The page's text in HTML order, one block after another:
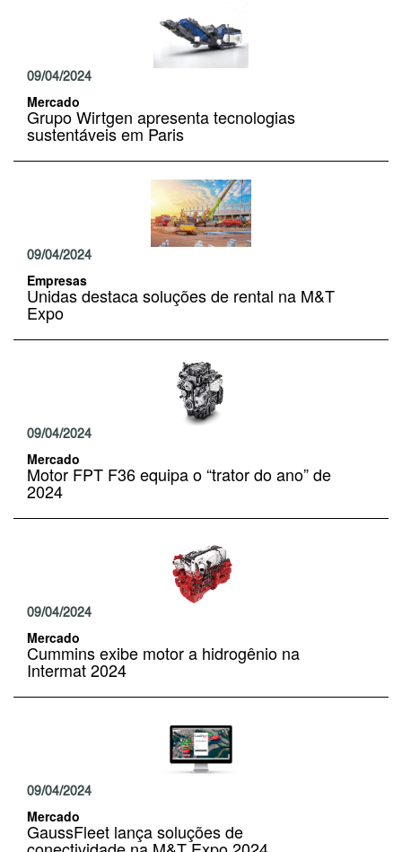
09/04/2024
Mercado
Grupo Wirtgen apresenta tecnologias
sustentáveis em Paris
09/04/2024
Empresas
Unidas destaca soluções de rental na M&T
Expo
09/04/2024
Mercado
Motor FPT F36 equipa o “trator do ano” de
2024
09/04/2024
Mercado
Cummins exibe motor a hidrogênio na
Intermat 2024
09/04/2024
Mercado
GaussFleet lança soluções de